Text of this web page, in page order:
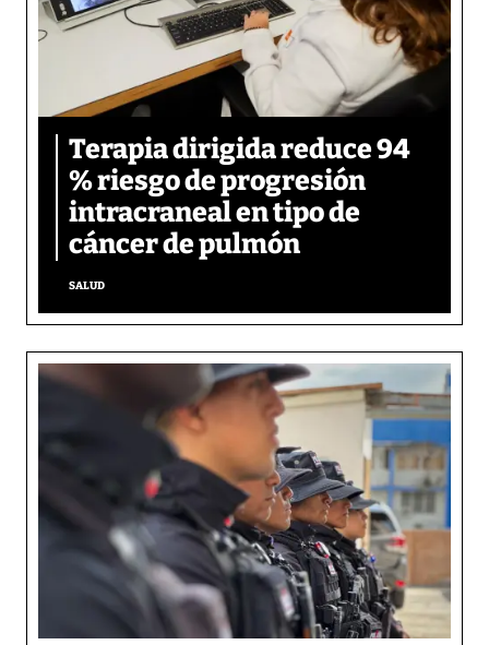
Terapia dirigida reduce 94
% riesgo de progresión
intracraneal en tipo de
cáncer de pulmón
SALUD